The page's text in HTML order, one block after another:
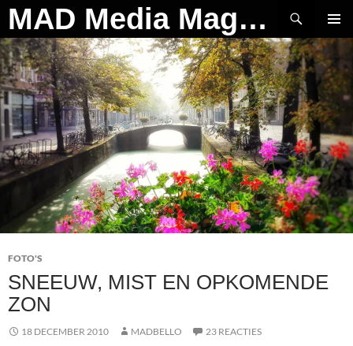
Ga
naar
de
inhoud
MAD Media Magazine
Zoeken
MENU
FOTO'S
SNEEUW, MIST EN OPKOMENDE
ZON
18 DECEMBER 2010 MADBELLO 23 REACTIES